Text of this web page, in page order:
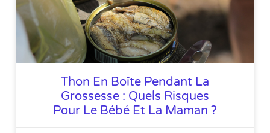
Thon En Boîte Pendant La
Grossesse : Quels Risques
Pour Le Bébé Et La Maman ?